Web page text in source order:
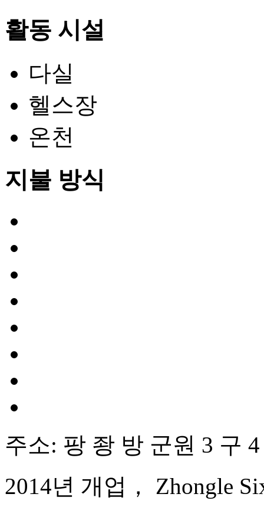
활동 시설
다실
헬스장
온천
지불 방식
주소: 팡 좡 방 군원 3 구
2014년 개업， Zhongle